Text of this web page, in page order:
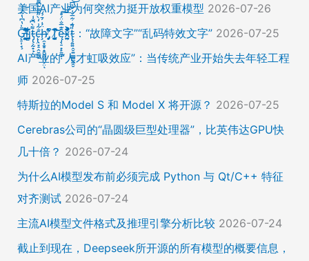
美国AI产业为何突然力挺开放权重模型 2026-07-26
Ḡ̵̨̠͎̘͕̍̔͆̔͋͑͠ļ̸͍͈͉̞̊̑̃̉̔̍̾̈̚į̵̡̙̯͇̲̱̯̱̒͂͋̄t̴̡̢͕̰̟̙͌̀͆̐͑c̶̨̢̤̞̠̭̮̳̼̠̄͋͗̒̀̋͂͌̃͆͌͑͛ḩ̶̯͙̱̥̟̱̘͖̱̤͕̤̈́͑́̄̉́ͅ ̸̡̡̛̜̣̝̓̀͛̇̂̚T̸̗̞̰̪̤̭͙̹͆̽̌̀̾͝͝ę̴̡̣̠͙̙̱̼̬̣̑͊̅̐̈́̊͠͝͠x̴̪̫͎̓͗͐̃̄̐̀͋͛͐t̴̢̧͍͍̭̠͍̳͚̫̼̭̠̎̋͑͋̅̌͑̌̏͆͘̚͝：“故障文字”“乱码特效文字” 2026-07-25
AI产业的“人才虹吸效应”：当传统产业开始失去年轻工程
师 2026-07-25
特斯拉的Model S 和 Model X 将开源？ 2026-07-25
Cerebras公司的“晶圆级巨型处理器”，比英伟达GPU快
几十倍？ 2026-07-24
为什么AI模型发布前必须完成 Python 与 Qt/C++ 特征
对齐测试 2026-07-24
主流AI模型文件格式及推理引擎分析比较 2026-07-24
截止到现在，Deepseek所开源的所有模型的概要信息，